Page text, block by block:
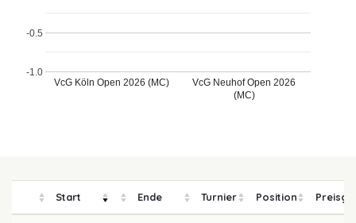
VcG Köln Open 2026 (MC)
VcG Neuhof Open 2026
(MC)
-1.0
-0.5
Start Ende Turnier Position